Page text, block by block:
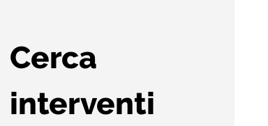
Cerca
interventi